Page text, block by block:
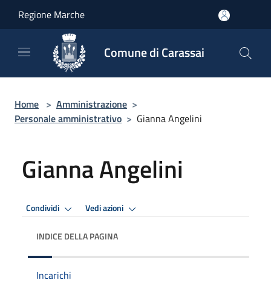
Regione Marche
Comune di Carassai
Home > Amministrazione >
Personale amministrativo > Gianna Angelini
Gianna Angelini
Condividi Vedi azioni
INDICE DELLA PAGINA
Incarichi